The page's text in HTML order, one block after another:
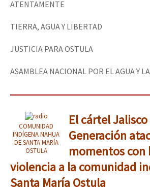
ATENTAMENTE
TIERRA, AGUA Y LIBERTAD
JUSTICIA PARA OSTULA
ASAMBLEA NACIONAL POR EL AGUA Y
COMUNIDAD
INDÍGENA NAHUA
DE SANTA MARÍA
OSTULA
El cártel
Generación
momentos con
violencia a la comunidad
Santa María Ostula